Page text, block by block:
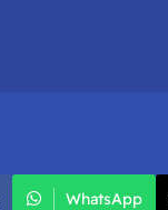
WhatsApp